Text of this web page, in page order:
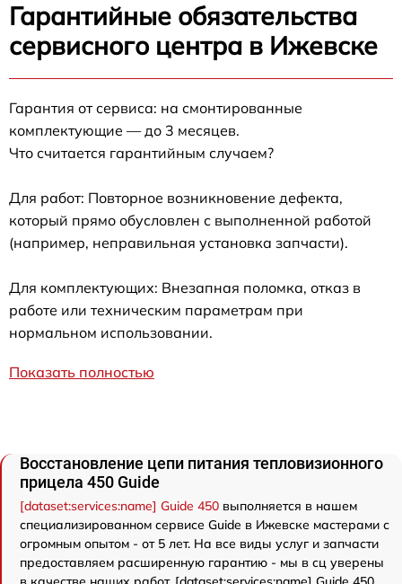
Гарантийные обязательства
сервисного центра в Ижевске
Гарантия от сервиса: на смонтированные
комплектующие — до 3 месяцев.
Что считается гарантийным случаем?
Для работ: Повторное возникновение дефекта,
который прямо обусловлен с выполненной работой
(например, неправильная установка запчасти).
Для комплектующих: Внезапная поломка, отказ в
работе или техническим параметрам при
нормальном использовании.
Показать полностью
Восстановление цепи питания тепловизионного
прицела 450 Guide
[dataset:services:name] Guide 450 выполняется в нашем
специализированном сервисе Guide в Ижевске мастерами с
огромным опытом - от 5 лет. На все виды услуг и запчасти
предоставляем расширенную гарантию - мы в сц уверены